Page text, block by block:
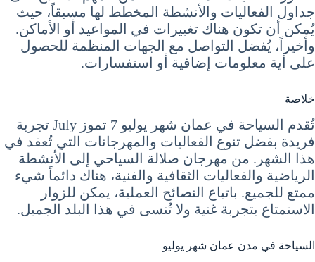
جداول الفعاليات والأنشطة المخطط لها مسبقاً، حيث
يُمكن أن تكون هناك تغييرات في المواعيد أو الأماكن.
وأخيراً، يُفضل التواصل مع الجهات المنظمة للحصول
على أية معلومات إضافية أو استفسارات.
خلاصة
تُقدم السياحة في عمان شهر يوليو 7 تموز July تجربة
فريدة بفضل تنوع الفعاليات والمهرجانات التي تُعقد في
هذا الشهر. من مهرجان صلالة السياحي إلى الأنشطة
الرياضية والفعاليات الثقافية والفنية، هناك دائماً شيء
ممتع للجميع. باتباع النصائح العملية، يمكن للزوار
الاستمتاع بتجربة غنية ولا تُنسى في هذا البلد الجميل.
السياحة في مدن عمان شهر يوليو